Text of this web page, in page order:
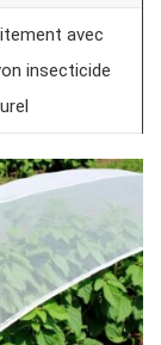
avec
insecticide